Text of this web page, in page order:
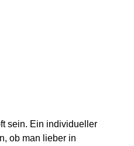
einem neuen Fenster geöffnet)
geöffnet)
neuen Fenster geöffnet)
Fenster geöffnet)
sein. Ein individueller
ob man lieber in